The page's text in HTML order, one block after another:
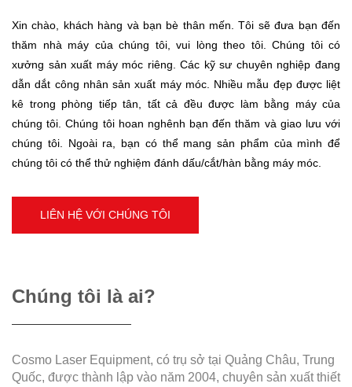
Xin chào, khách hàng và bạn bè thân mến. Tôi sẽ đưa bạn đến
thăm nhà máy của chúng tôi, vui lòng theo tôi.
Chúng tôi có
xưởng sản xuất máy móc riêng. Các kỹ sư chuyên nghiệp đang
dẫn dắt công nhân sản xuất máy móc.
Nhiều mẫu đẹp được liệt
kê trong phòng tiếp tân, tất cả đều được làm bằng máy của
chúng tôi. Chúng tôi hoan nghênh bạn đến thăm và giao lưu với
chúng tôi. Ngoài ra, bạn có thể mang sản phẩm của mình để
chúng tôi có thể thử nghiệm đánh dấu/cắt/hàn bằng máy móc.
LIÊN HỆ VỚI CHÚNG TÔI
Chúng tôi là ai?
Cosmo Laser Equipment, có trụ sở tại Quảng Châu, Trung
Quốc, được thành lập vào năm 2004, chuyên sản xuất thiết